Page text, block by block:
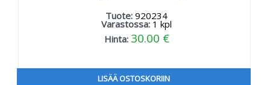
Tuote:920234
Varastossa: 1 kpl
Hinta: 30.00 €
LISÄÄ OSTOSKORIIN